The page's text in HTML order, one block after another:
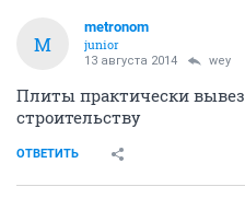
M
metronom
junior
13 августа 2014 wey
Плиты практически
строительству
ОТВЕТИТЬ